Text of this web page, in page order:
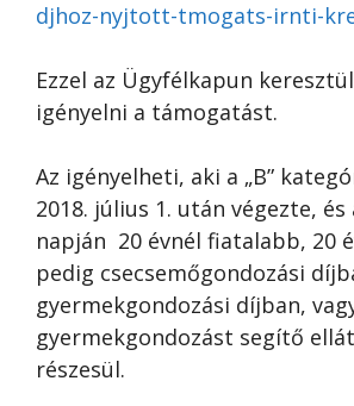
djhoz-nyjtott-tmogats-irnti-
Ezzel az Ügyfélkapun
igényelni a támogatást.
Az igényelheti, aki a „B”
2018. július 1. után végezte, és
napján 20 évnél fiatalabb, 20
pedig csecsemőgondozási
gyermekgondozási díjban,
gyermekgondozást segítő
részesül.